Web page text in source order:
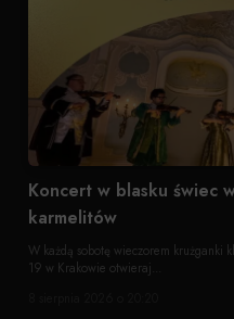
Koncert w blasku świec
karmelitów
W każdą sobotę wieczorem krużganki
19 w Krakowie otwieraj...